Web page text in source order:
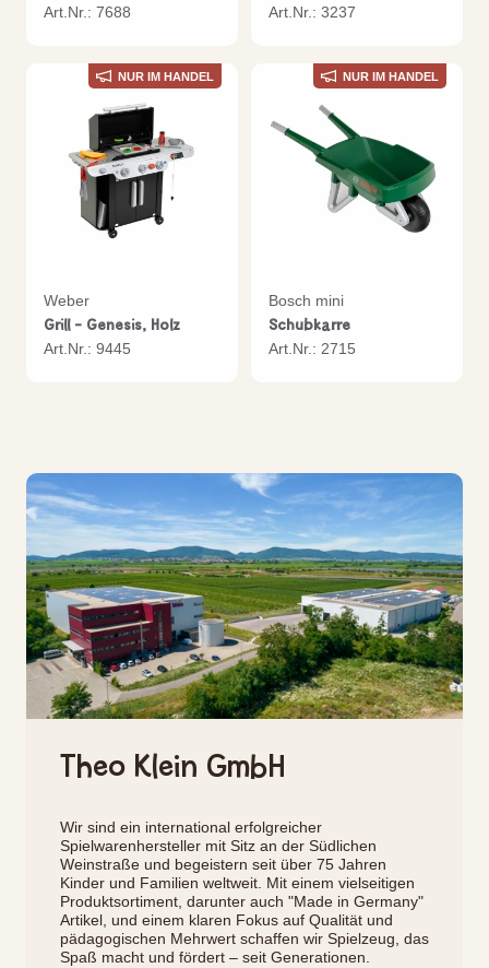
Art.Nr.: 7688 Art.Nr.: 3237
NUR IM HANDEL
Weber
Grill - Genesis, Holz
Art.Nr.: 9445
NUR IM HANDEL
Bosch mini
Schubkarre
Art.Nr.: 2715
Theo Klein GmbH
Wir sind ein international erfolgreicher
Spielwarenhersteller mit Sitz an der Südlichen
Weinstraße und begeistern seit über 75 Jahren
Kinder und Familien weltweit. Mit einem vielseitigen
Produktsortiment, darunter auch "Made in Germany"
Artikel, und einem klaren Fokus auf Qualität und
pädagogischen Mehrwert schaffen wir Spielzeug, das
Spaß macht und fördert – seit Generationen.